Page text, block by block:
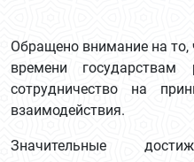
Обращено внимание на то,
времени государствам
сотрудничество на
взаимодействия.
Значительные